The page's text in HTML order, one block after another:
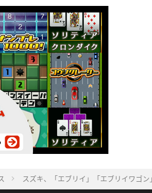
スズキ、「エブリイ」「エブリイワゴ